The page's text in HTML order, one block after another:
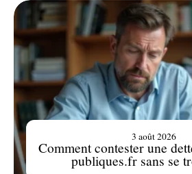
Comment contester une
publiques.fr sans se
3 août 2026